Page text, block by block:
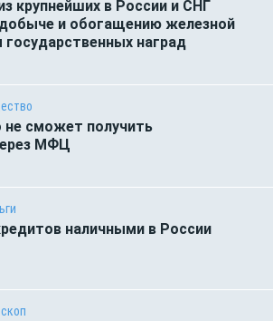
крупнейших в России и СНГ
и обогащению железной
наград
не сможет получить
МФЦ
наличными в России